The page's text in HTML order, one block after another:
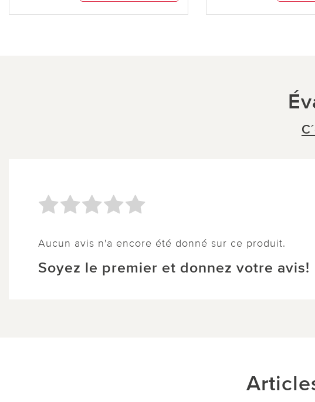
Aucun avis n'a encore été donné sur ce produit.
Soyez le premier et donnez votre avis!